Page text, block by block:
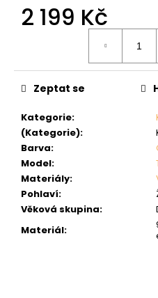
2 199 Kč
Kategorie:
(Kategorie):
Barva:
Model:
Materiály:
Pohlaví:
Věková skupina:
Materiál:
Zeptat se